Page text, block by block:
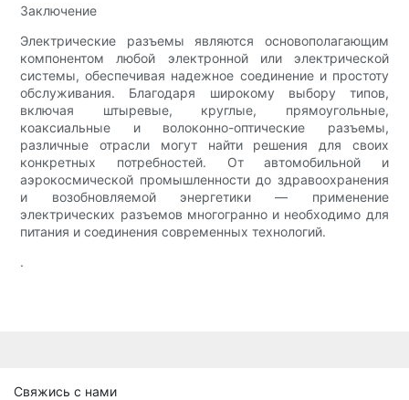
Заключение
Электрические разъемы являются основополагающим
компонентом любой электронной или электрической
системы, обеспечивая надежное соединение и простоту
обслуживания. Благодаря широкому выбору типов,
включая штыревые, круглые, прямоугольные,
коаксиальные и волоконно-оптические разъемы,
различные отрасли могут найти решения для своих
конкретных потребностей. От автомобильной и
аэрокосмической промышленности до здравоохранения
и возобновляемой энергетики — применение
электрических разъемов многогранно и необходимо для
питания и соединения современных технологий.
.
Свяжись с нами